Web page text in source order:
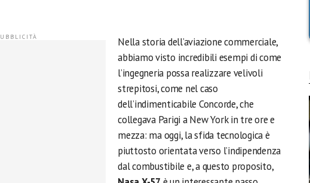
Nella storia dell’aviazione commerciale,
abbiamo visto incredibili esempi di come
l’ingegneria possa realizzare velivoli
strepitosi, come nel caso
dell’indimenticabile Concorde, che
collegava Parigi a New York in tre ore e
mezza: ma oggi, la sfida tecnologica è
piuttosto orientata verso l’indipendenza
dal combustibile e, a questo proposito,